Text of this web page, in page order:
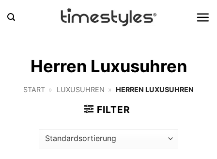
Inhalt
Herren Luxusuhren
START » LUXUSUHREN » HERREN LUXUSUHREN
FILTER